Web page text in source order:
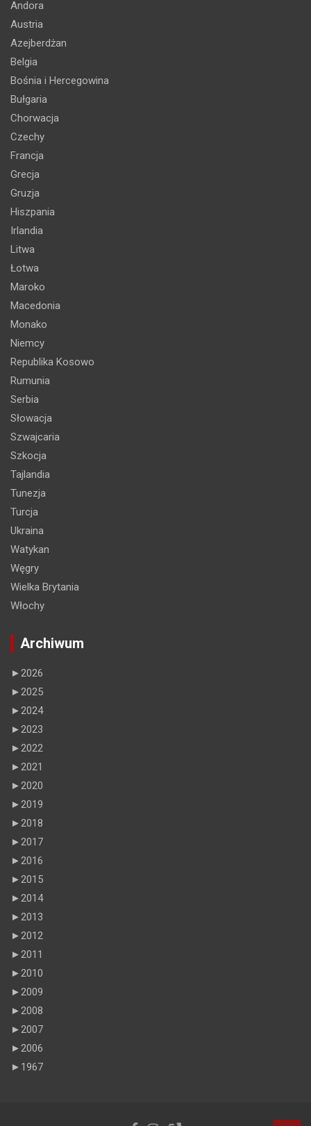
Andora
Austria
Azejberdżan
Belgia
Bośnia i Hercegowina
Bułgaria
Chorwacja
Czechy
Francja
Grecja
Gruzja
Hiszpania
Irlandia
Litwa
Łotwa
Maroko
Macedonia
Monako
Niemcy
Republika Kosowo
Rumunia
Serbia
Słowacja
Szwajcaria
Szkocja
Tajlandia
Tunezja
Turcja
Ukraina
Watykan
Węgry
Wielka Brytania
Włochy
Archiwum
► 2026
► 2025
► 2024
► 2023
► 2022
► 2021
► 2020
► 2019
► 2018
► 2017
► 2016
► 2015
► 2014
► 2013
► 2012
► 2011
► 2010
► 2009
► 2008
► 2007
► 2006
► 1967